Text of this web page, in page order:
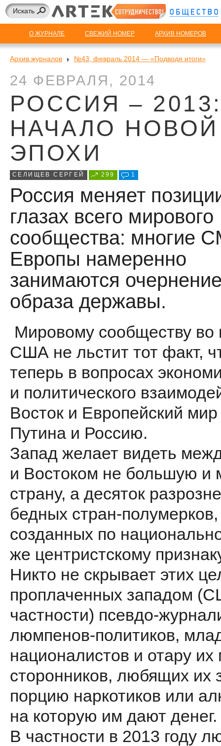
О ЖУРНАЛЕ СВЕЖИЙ НОМЕР АРХИВ НОМЕРОВ
Архив журналов №43, февраль 2014 — «Подводя итоги»
24 ФЕВРАЛЯ, 2014
РОССИЯ –
НАЧАЛО НОВОЙ
ЭПОХИ
СЕЛИЩЕВ СЕРГЕЙ 299 1
Россия меняет
глазах всего мирового
сообщества: многие
Европы намеренно
занимаются
образа державы.
Мировому сообществу во
США не льстит тот факт,
теперь в вопросах
и политического
Восток и Европейский
Путина и Россию.
Запад желает видеть
и Востоком не большую и
страну, а десяток
бедных стран-полумерков,
созданных по
же центристскому
Никто не скрывает этих
проплаченных западом
частности) псевдо-
люмпенов-политиков,
националистов и отару
сторонников, любящих их
порцию наркотиков или
на которую им дают денег.
В частности в 2013 году